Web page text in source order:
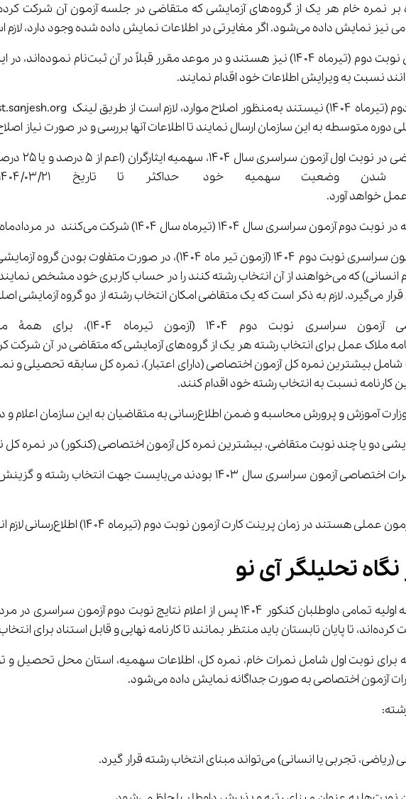
متقاضیان آزمون سراسری علاوه بر نمره خام هر یک از گروه‌های آزمایشی که
داده شده وجود دارد، لازم است مطابق موارد اقدام کنند.
چنانچه
دوره متوسطه به این سازمان ارسال نمایند تا اطلاعات آنها بررسی و در صورت نیاز
چنانچه
(تیرماه سال ۱۴۰۴) شرکت می‌کنند در مردادماه اطلاع‌رسانی خواهد شد.
هم‌زمان با اعلام کارنامه علمی آزمون سراسری نوبت دوم ۱۴۰۴
ریاضی و فنی، علوم تجربی و علوم انسانی) که می‌خواهند از آن انتخاب رشته کنند را در
اصلی را ندارد.
کارنامه نسبت به انتخاب رشته خود اقدام کنند.
به متقاضیان به این سازمان اعلام و در کارنامه ملاک عمل برای انتخاب رشته درج خواهد شد.
یا چند نوبت متقاضی، بیشترین نمره کل آزمون اختصاصی (کنکور) در نمره کل نهایی لحاظ و
تحلیلگر آی نو
سازمان سنجش اعلام کرد که رتبه اولیه تمامی داوطلبان کنکور ۱۴۰۴ پس از
آزمون اختصاصی به صورت جداگانه نمایش داده می‌شود.
انسانی) می‌تواند مبنای انتخاب رشته قرار گیرد.